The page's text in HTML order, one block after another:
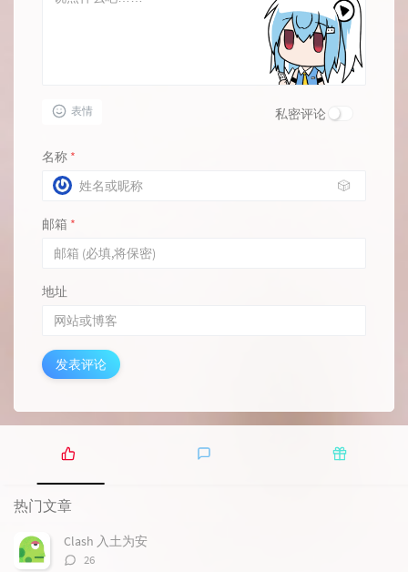
表情 私密评论
名称 *
🎲
邮箱 *
地址
发表评论
热
门
文
章
热门文章
Clash 入土为安
评
26